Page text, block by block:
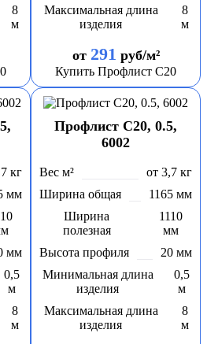
8
м
Максимальная длина
изделия
8
м
от 291 руб/м²
Купить Профлист С20
кг
мм
мм
0,5
м
8
м
Профлист С20, 0.5,
6002
Вес м²
от 3,7 кг
Ширина общая
1165 мм
Ширина
полезная
1110
мм
Высота профиля
20 мм
Минимальная длина
изделия
0,5
м
Максимальная длина
изделия
8
м